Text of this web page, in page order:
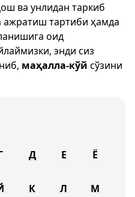
ва унлидан таркиб
ажратиш тартиби ҳамда
оид
энди сиз
маҳалла-кўй сўзини
Д Е Ё
К Л М